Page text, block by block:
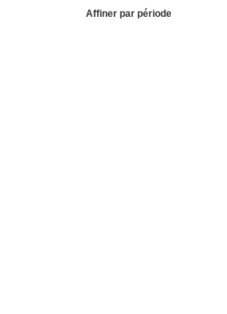
Affiner par période